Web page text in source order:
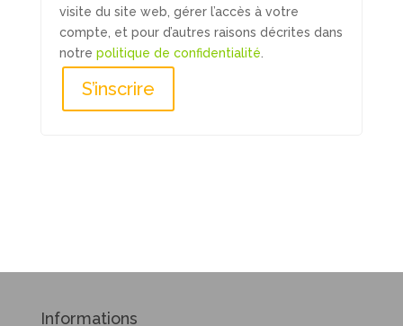
visite du site web, gérer l’accès à votre
compte, et pour d’autres raisons décrites dans
notre politique de confidentialité
S’inscrire
Informations